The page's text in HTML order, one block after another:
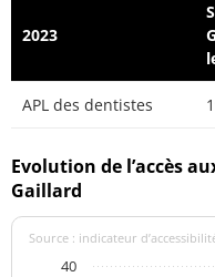
2023
APL des dentistes
Evolution de l’accès
Gaillard
Source : indicateur
40